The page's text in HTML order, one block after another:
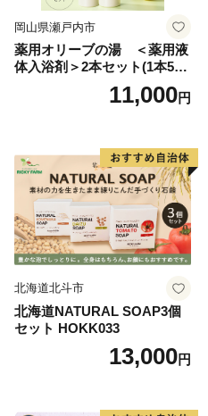
岡山県瀬戸内市
薬用オリーブの湯 ＜薬用液
体入浴剤＞2本セット(1本500
11,000円
北海道北斗市
北海道NATURAL SOAP3個
セット HOKK033
13,000円